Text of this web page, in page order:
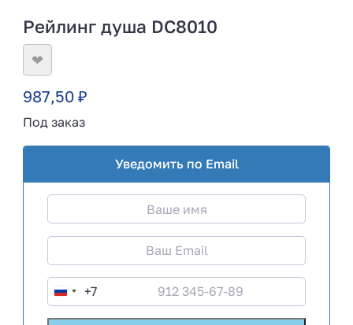
Рейлинг душа DC8010
❤
987,50 ₽
Под заказ
Уведомить по Email
R
u
+7